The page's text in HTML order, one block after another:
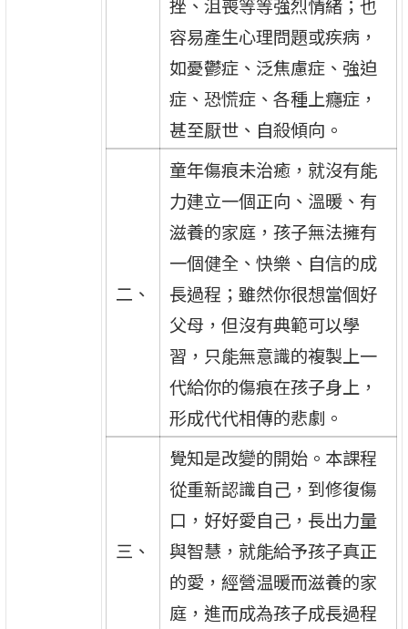
挫、沮喪等等強烈情緒；也
容易產生心理問題或疾病，
如憂鬱症、泛焦慮症、強迫
症、恐慌症、各種上癮症，
甚至厭世、自殺傾向。
二、
童年傷痕未治癒，就沒有能
力建立一個正向、溫暖、有
滋養的家庭，孩子無法擁有
一個健全、快樂、自信的成
長過程；雖然你很想當個好
父母，但沒有典範可以學
習，只能無意識的複製上一
代給你的傷痕在孩子身上，
形成代代相傳的悲劇。
三、
覺知是改變的開始。本課程
從重新認識自己，到修復傷
口，好好愛自己，長出力量
與智慧，就能給予孩子真正
的愛，經營温暖而滋養的家
庭，進而成為孩子成長過程